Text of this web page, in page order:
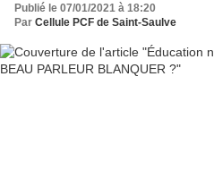
Publié le 07/01/2021 à 18:20
Par Cellule PCF de Saint-Saulve